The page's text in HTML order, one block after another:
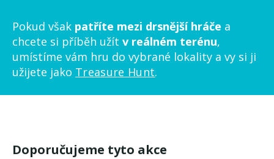
Pokud však patříte mezi drsnější hráče a
chcete si příběh užít v reálném terénu,
umístíme vám hru do vybrané lokality a vy si ji
užijete jako Treasure Hunt.
Doporučujeme tyto akce